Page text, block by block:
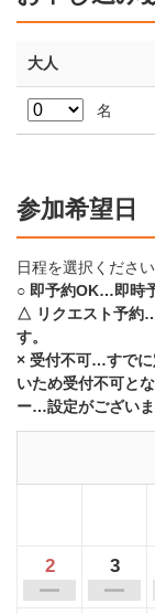
大人
名
参加希望日
日程を選択ください
○ 即予約OK…即時
△ リクエスト予約
す。
× 受付不可…すでに
いため受付不可とな
ー…設定がございま
2 3